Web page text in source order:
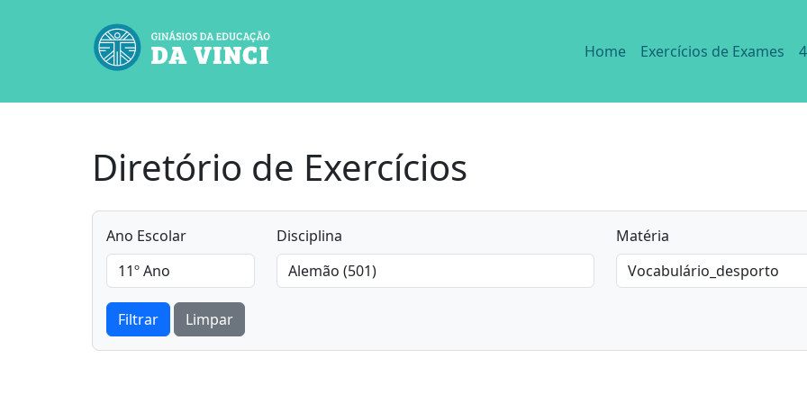
Home Exercícios de Exames
Diretório de Exercícios
Ano Escolar Disciplina Matéria
Filtrar Limpar